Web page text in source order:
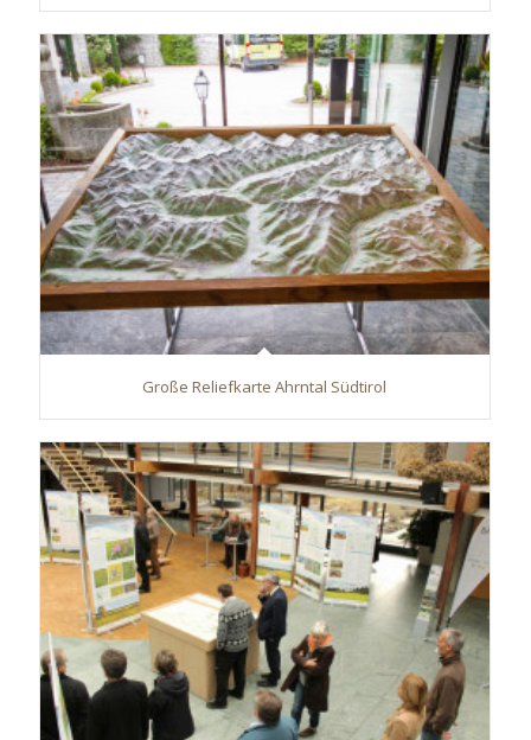
Große Reliefkarte Ahrntal Südtirol